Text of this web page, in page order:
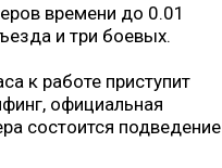
времени до 0.01
и три боевых.
к работе приступит
официальная
состоится подведение